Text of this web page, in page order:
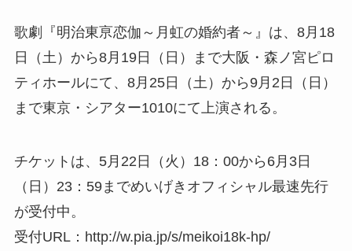
歌劇『明治東亰恋伽～月虹の婚約者～』は、8月18
日（土）から8月19日（日）まで大阪・森ノ宮ピロ
ティホールにて、8月25日（土）から9月2日（日）
まで東京・シアター1010にて上演される。
チケットは、5月22日（火）18：00から6月3日
（日）23：59までめいげきオフィシャル最速先行
が受付中。
受付URL：http://w.pia.jp/s/meikoi18k-hp/